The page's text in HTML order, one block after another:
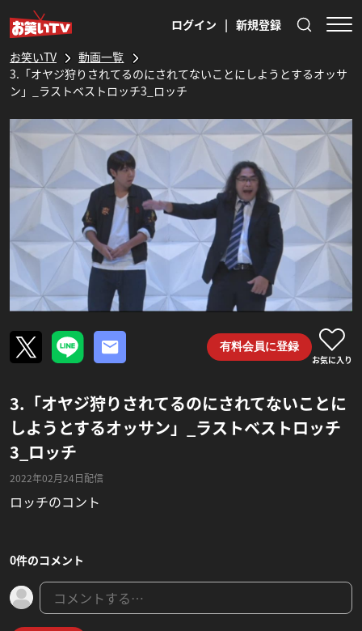
ログイン | 新規登録
お笑いTV
動画一覧
3.「オヤジ狩りされてるのにされてないことにしようとするオッサ
ン」_ラストベストロッチ3_ロッチ
有料会員に登録
お気に入り
3.「オヤジ狩りされてるのにされてないことに
しようとするオッサン」_ラストベストロッチ
3_ロッチ
2022年02月24日配信
ロッチのコント
0件のコメント